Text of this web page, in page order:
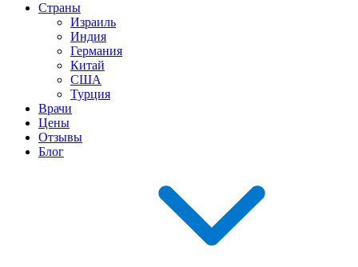
Страны
Израиль
Индия
Германия
Китай
США
Турция
Врачи
Цены
Отзывы
Блог